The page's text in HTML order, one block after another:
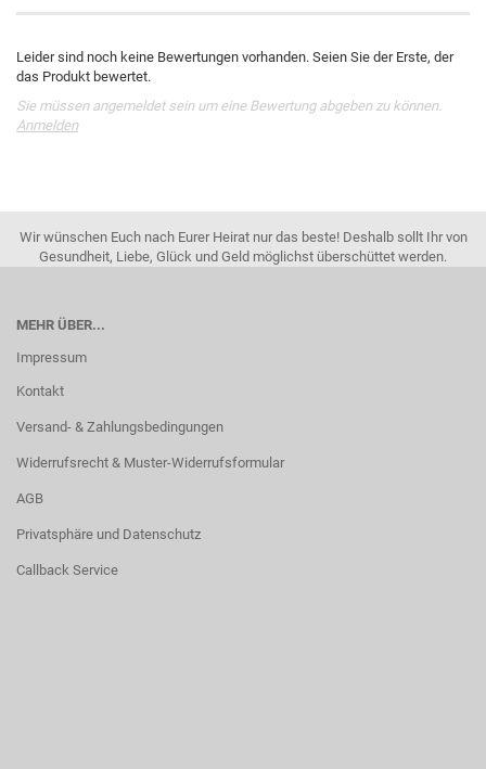
Leider sind noch keine Bewertungen vorhanden. Seien Sie der Erste, der
das Produkt bewertet.
Sie müssen angemeldet sein um eine Bewertung abgeben zu können.
Anmelden
Wir wünschen Euch nach Eurer Heirat nur das beste! Deshalb sollt Ihr von
Gesundheit, Liebe, Glück und Geld möglichst überschüttet werden.
MEHR ÜBER...
Impressum
Kontakt
Versand- & Zahlungsbedingungen
Widerrufsrecht & Muster-Widerrufsformular
AGB
Privatsphäre und Datenschutz
Callback Service